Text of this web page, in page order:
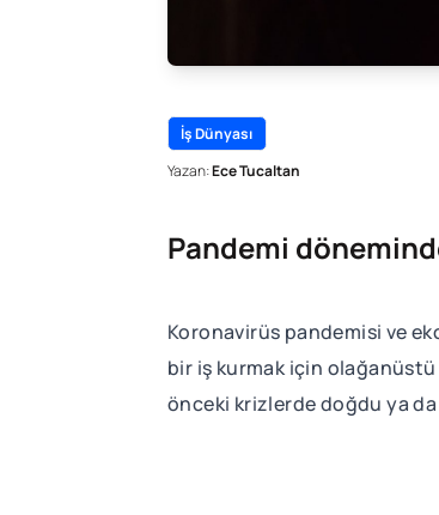
İş Dünyası
Yazan:Ece Tucaltan
Pandemi
Koronavirüs pandemisi ve
bir iş kurmak için
önceki krizlerde doğdu ya